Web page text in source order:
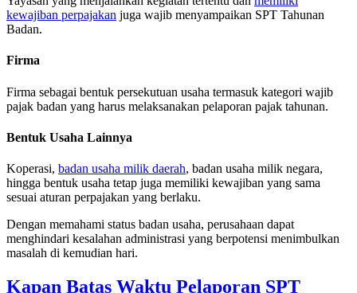
kewajiban perpajakan juga wajib menyampaikan SPT Tahunan
Badan.
Firma
Firma sebagai bentuk persekutuan usaha termasuk kategori wajib
pajak badan yang harus melaksanakan pelaporan pajak tahunan.
Bentuk Usaha Lainnya
Koperasi, badan usaha milik daerah, badan usaha milik negara,
hingga bentuk usaha tetap juga memiliki kewajiban yang sama
sesuai aturan perpajakan yang berlaku.
Dengan memahami status badan usaha, perusahaan dapat
menghindari kesalahan administrasi yang berpotensi menimbulkan
masalah di kemudian hari.
Kapan Batas Waktu Pelaporan SPT